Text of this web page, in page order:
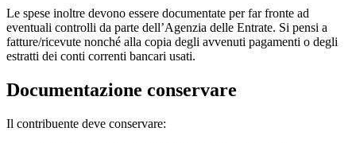
Le spese inoltre devono essere documentate per far fronte ad
eventuali controlli da parte dell’Agenzia delle Entrate. Si pensi a
fatture/ricevute nonché alla copia degli avvenuti pagamenti o degli
estratti dei conti correnti bancari usati.
Documentazione conservare
Il contribuente deve conservare: